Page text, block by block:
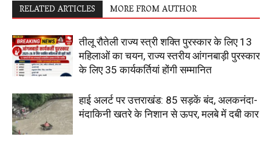
RELATED ARTICLES MORE FROM AUTHOR
तीलू रौतेली राज्य स्त्री शक्ति पुरस्कार के लिए 13
महिलाओं का चयन, राज्य स्तरीय आंगनबाड़ी पुरस्कार
के लिए 35 कार्यकर्तियां होंगी सम्मानित
हाई अलर्ट पर उत्तराखंड: 85 सड़कें बंद, अलकनंदा-
मंदाकिनी खतरे के निशान से ऊपर, मलबे में दबी कार